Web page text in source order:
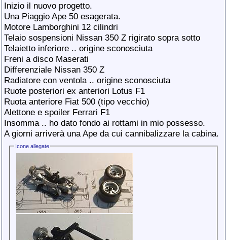
Inizio il nuovo progetto.
Una Piaggio Ape 50 esagerata.
Motore Lamborghini 12 cilindri
Telaio sospensioni Nissan 350 Z rigirato sopra sotto
Telaietto inferiore .. origine sconosciuta
Freni a disco Maserati
Differenziale Nissan 350 Z
Radiatore con ventola .. origine sconosciuta
Ruote posteriori ex anteriori Lotus F1
Ruota anteriore Fiat 500 (tipo vecchio)
Alettone e spoiler Ferrari F1
Insomma .. ho dato fondo ai rottami in mio possesso.
A giorni arriverà una Ape da cui cannibalizzare la cabina.
Icone allegate